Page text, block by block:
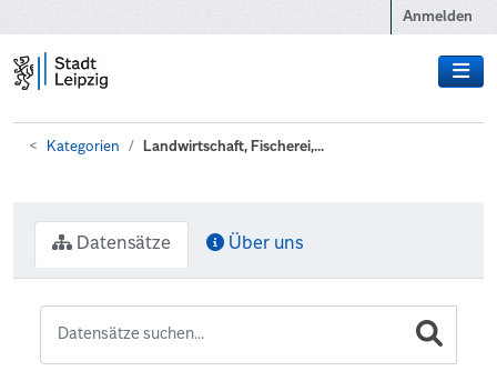
Anmelden
Kategorien Landwirtschaft, Fischerei,...
Datensätze Über uns